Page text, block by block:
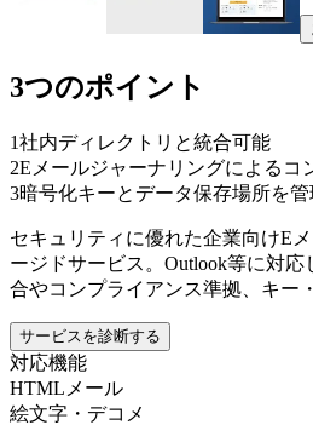
3つのポイント
1社内ディレクトリと統合可能
2Eメールジャーナリングによるコ
3暗号化キーとデータ保存場所を管
セキュリティに優れた企業向けE
ージドサービス。Outlook等に対
合やコンプライアンス準拠、キー
サービスを診断する
対応機能
HTMLメール
絵文字・デコメ